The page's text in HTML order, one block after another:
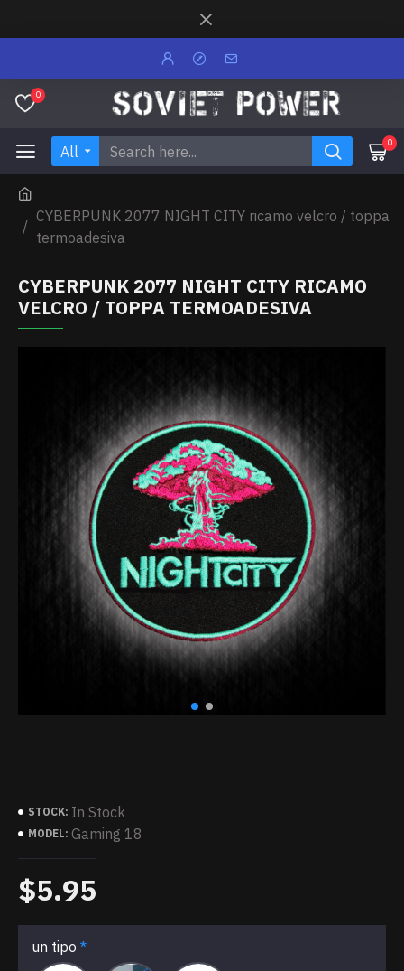
0
All 0
CYBERPUNK 2077 NIGHT CITY ricamo velcro / toppa
termoadesiva
CYBERPUNK 2077 NIGHT CITY RICAMO
VELCRO / TOPPA TERMOADESIVA
STOCK: In Stock
MODEL: Gaming 18
$5.95
un tipo